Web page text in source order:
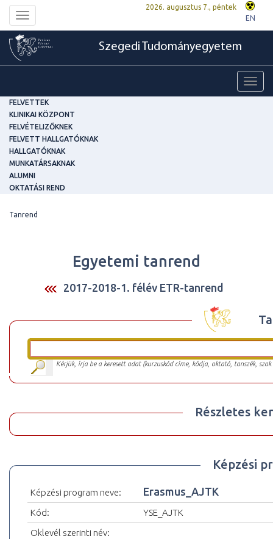
Toggle
navigation
2026. augusztus 7., péntek
EN
Szegedi Tudományegyetem
FELVETTEK
KLINIKAI KÖZPONT
FELVÉTELIZŐKNEK
FELVETT HALLGATÓKNAK
HALLGATÓKNAK
MUNKATÁRSAKNAK
ALUMNI
OKTATÁSI REND
Tanrend
Egyetemi tanrend
2017-2018-1. félév ETR-tanrend
Kérjük, írja be a keresett adat (kurzuskód címe, kódja, oktató, tanszék,
Részletes
Képzési
Képzési program neve: Erasmus_AJTK
Kód:
YSE_AJTK
Oklevél szerinti név: